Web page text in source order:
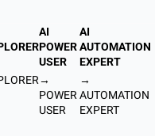
AI
POWER
USER
→
POWER
USER
AI
AUTOMATION
EXPERT
→
AUTOMATION
EXPERT